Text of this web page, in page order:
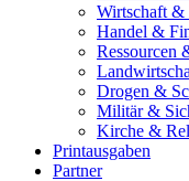
Wirtschaft
Handel &
Ressourcen
Drogen &
Militär &
Kirche &
Printausgaben
Partner